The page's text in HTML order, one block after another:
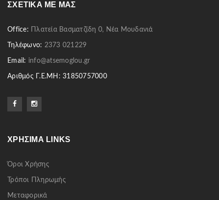
ΣΧΕΤΙΚΆ ΜΕ ΜΑΣ
Office: Πλατεία Βασματζίδη 0, Νέα Μουδανιά
Τηλέφωνο: 2373 021229
Email: info@atsemoglou.gr
Αριθμός Γ.Ε.ΜΗ: 31850757000
ΧΡΉΣΙΜΑ LINKS
Όροι Χρήσης
Τρόποι Πληρωμής
Μεταφορικά